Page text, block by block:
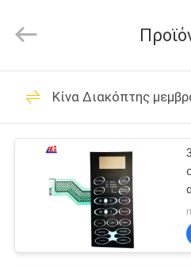
ΣΠΊΤΙ
ΠΡΟΪΌΝΤΑ
ΒΊΝΤΕΟ
ΠΕΡΊΠΟΥ
Switch
Rights
μεμβράνης
διακόπτης
Κίνα Διακόπτης